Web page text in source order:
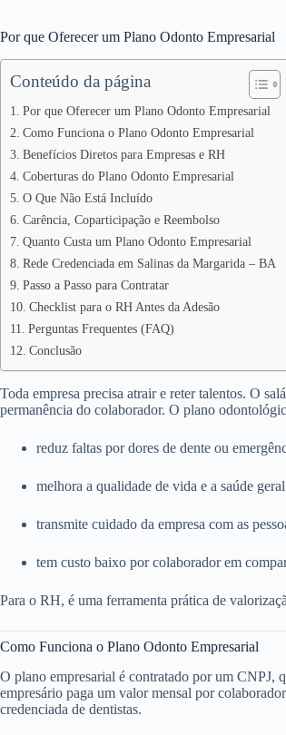
Por que Oferecer um Plano Odonto Empresarial
Conteúdo da página
Por que Oferecer um Plano Odonto Empresarial
Como Funciona o Plano Odonto Empresarial
Benefícios Diretos para Empresas e RH
Coberturas do Plano Odonto Empresarial
O Que Não Está Incluído
Carência, Coparticipação e Reembolso
Quanto Custa um Plano Odonto Empresarial
Rede Credenciada em Salinas da Margarida – BA
Passo a Passo para Contratar
Checklist para o RH Antes da Adesão
Perguntas Frequentes (FAQ)
Conclusão
Toda empresa precisa atrair e reter talentos. O
permanência do colaborador. O plano
reduz faltas por dores de dente ou
melhora a qualidade de vida e a saúde
transmite cuidado da empresa com as
tem custo baixo por colaborador em
Para o RH, é uma ferramenta prática de
Como Funciona o Plano Odonto Empresarial
O plano empresarial é contratado por um CNPJ,
empresário paga um valor mensal por
credenciada de dentistas.